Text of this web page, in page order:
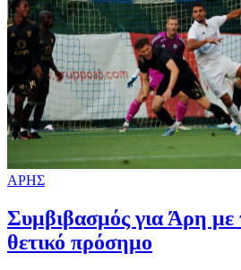
ΑΡΗΣ
Συμβιβασμός για Άρη
θετικό πρόσημο